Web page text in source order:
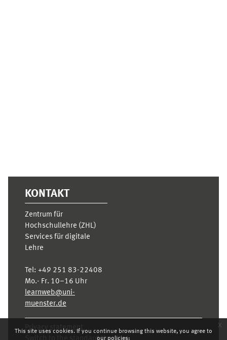
This site uses cookies. If you continue browsing this website, you agree to
our policies:
x
KONTAKT
Zentrum für
Hochschullehre (ZHL)
Services für digitale
Lehre
Tel: +49 251 83-22408
Mo.- Fr. 10–16 Uhr
learnweb@uni-
muenster.de
Privacy statement